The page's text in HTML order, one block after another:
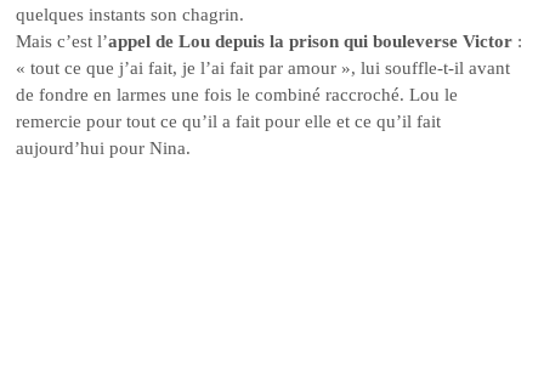
quelques instants son chagrin.
Mais c’est l’appel de Lou depuis la prison qui bouleverse Victor :
« tout ce que j’ai fait, je l’ai fait par amour », lui souffle-t-il avant
de fondre en larmes une fois le combiné raccroché. Lou le
remercie pour tout ce qu’il a fait pour elle et ce qu’il fait
aujourd’hui pour Nina.